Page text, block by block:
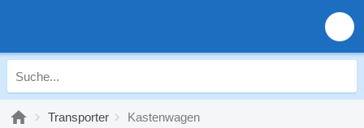
Transporter Kastenwagen